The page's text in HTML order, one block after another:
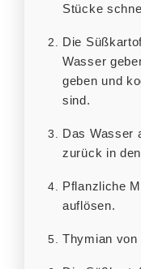
Stücke
Die Süßkartoffelstücke in einen Topf mit
Wasser
geben und
sind.
Das Wasser abgießen und die Süßkartoffeln
zurück in
Pflanzliche Milch erwärmen. Safran darin
auflösen.
Thymian